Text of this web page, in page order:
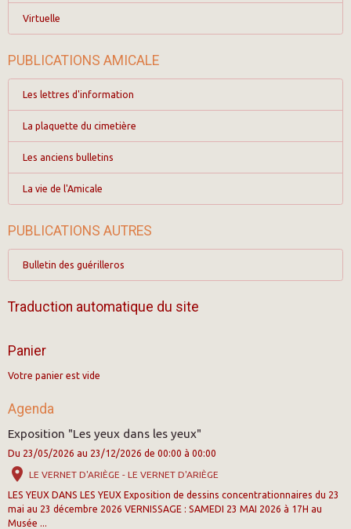
Virtuelle
PUBLICATIONS AMICALE
Les lettres d'information
La plaquette du cimetière
Les anciens bulletins
La vie de l'Amicale
PUBLICATIONS AUTRES
Bulletin des guérilleros
Traduction automatique du site
Panier
Votre panier est vide
Agenda
Exposition "Les yeux dans les yeux"
Du 23/05/2026 au 23/12/2026 de 00:00 à 00:00
LE VERNET D'ARIÈGE - LE VERNET D'ARIÈGE
LES YEUX DANS LES YEUX Exposition de dessins concentrationnaires du 23
mai au 23 décembre 2026 VERNISSAGE : SAMEDI 23 MAI 2026 à 17H au
Musée ...